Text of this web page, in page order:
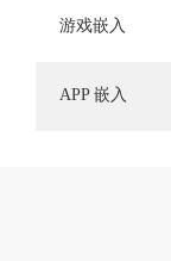
游戏嵌入
APP 嵌入